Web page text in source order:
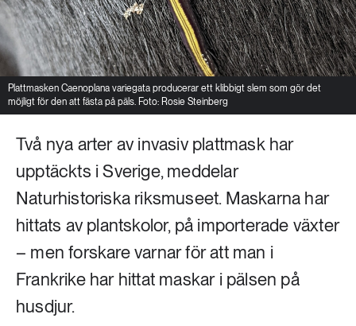
Plattmasken Caenoplana variegata producerar ett klibbigt slem som gör det
möjligt för den att fästa på päls. Foto: Rosie Steinberg
Två nya arter av invasiv plattmask har
upptäckts i Sverige, meddelar
Naturhistoriska riksmuseet. Maskarna har
hittats av plantskolor, på importerade växter
– men forskare varnar för att man i
Frankrike har hittat maskar i pälsen på
husdjur.